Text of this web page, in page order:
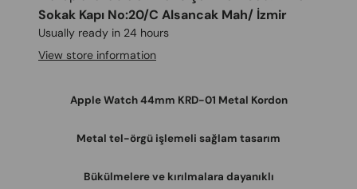
Sokak Kapı No:20/C Alsancak Mah/ İzmir
Usually ready in 24 hours
View store information
Apple Watch 44mm KRD-01 Metal Kordon
Metal tel-örgü işlemeli sağlam tasarım
Bükülmelere ve kırılmalara dayanıklı